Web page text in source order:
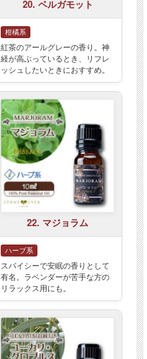
20. ベルガモット
柑橘系
紅茶のアールグレーの香り。神
経が高ぶっているとき、リフレ
ッシュしたいときにおすすめ。
22. マジョラム
ハーブ系
スパイシーで安眠の香りとして
有名。ラベンダーが苦手な方の
リラックス用にも。